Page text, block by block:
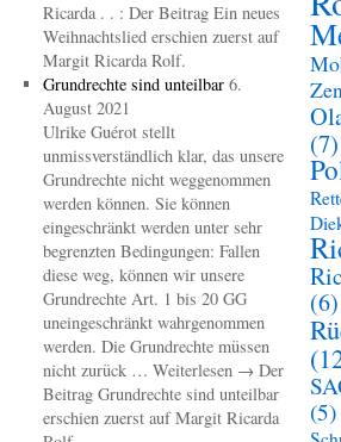
Ricarda . . : Der Beitrag Ein neues
Weihnachtslied erschien zuerst auf
Margit Ricarda Rolf.
Grundrechte sind unteilbar 6.
August 2021
Ulrike Guérot stellt
unmissverständlich klar, das unsere
Grundrechte nicht weggenommen
werden können. Sie können
eingeschränkt werden unter sehr
begrenzten Bedingungen: Fallen
diese weg, können wir unsere
Grundrechte Art. 1 bis 20 GG
uneingeschränkt wahrgenommen
werden. Die Grundrechte müssen
nicht zurück … Weiterlesen → Der
Beitrag Grundrechte sind unteilbar
erschien zuerst auf Margit Ricarda
(7)
(6)
(5)